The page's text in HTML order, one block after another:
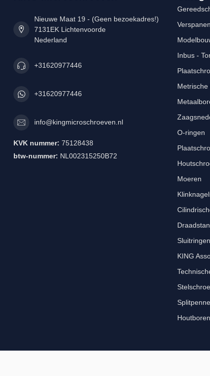
Nieuwe Maat 19 - (Geen bezoekadres!)
7131EK Lichtenvoorde
Nederland
+31620977446
+31620977446
info@kingmicroschroeven.nl
KVK nummer: 75128438
btw-nummer: NL002315250B72
Inbus -
Metrische
O-ringen
Moeren
Sluitringen
KING
Houtboren